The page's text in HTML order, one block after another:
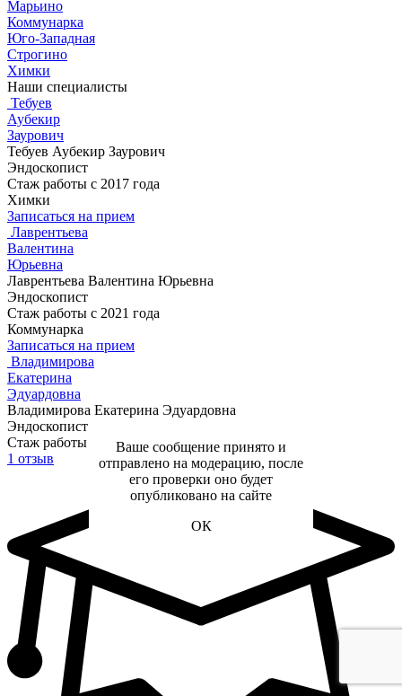
Марьино
Коммунарка
Юго-Западная
Строгино
Химки
Наши специалисты
Тебуев
Аубекир
Заурович
Тебуев Аубекир Заурович
Эндоскопист
Стаж работы с 2017 года
Химки
Записаться на прием
Лаврентьева
Валентина
Юрьевна
Лаврентьева Валентина Юрьевна
Эндоскопист
Стаж работы с 2021 года
Коммунарка
Записаться на прием
Владимирова
Екатерина
Эдуардовна
Владимирова Екатерина Эдуардовна
Эндоскопист
Стаж работы с 2016 года
1 отзыв
Ваше сообщение принято и
отправлено на модерацию, после
его проверки оно будет
опубликовано на сайте
ОК